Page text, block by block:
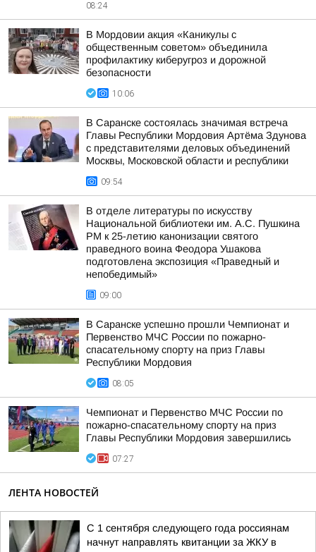
08:24
В Мордовии акция «Каникулы с
общественным советом» объединила
профилактику киберугроз и дорожной
безопасности
10:06
В Саранске состоялась значимая встреча
Главы Республики Мордовия Артёма Здунова
с представителями деловых объединений
Москвы, Московской области и республики
09:54
В отделе литературы по искусству
Национальной библиотеки им. А.С. Пушкина
РМ к 25-летию канонизации святого
праведного воина Феодора Ушакова
подготовлена экспозиция «Праведный и
непобедимый»
09:00
В Саранске успешно прошли Чемпионат и
Первенство МЧС России по пожарно-
спасательному спорту на приз Главы
Республики Мордовия
08:05
Чемпионат и Первенство МЧС России по
пожарно-спасательному спорту на приз
Главы Республики Мордовия завершились
07:27
ЛЕНТА НОВОСТЕЙ
С 1 сентября следующего года россиянам
начнут направлять квитанции за ЖКУ в